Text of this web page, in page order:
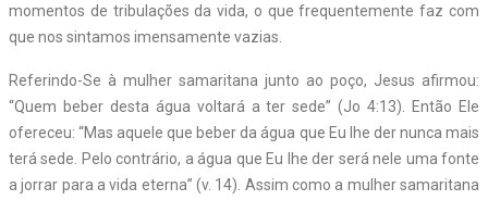
momentos de tribulações da vida, o que frequentemente faz com
que nos sintamos imensamente vazias.
Referindo-Se à mulher samaritana junto ao poço, Jesus afirmou:
“Quem beber desta água voltará a ter sede” (Jo 4:13). Então Ele
ofereceu: “Mas aquele que beber da água que Eu lhe der nunca mais
terá sede. Pelo contrário, a água que Eu lhe der será nele uma fonte
a jorrar para a vida eterna” (v. 14). Assim como a mulher samaritana